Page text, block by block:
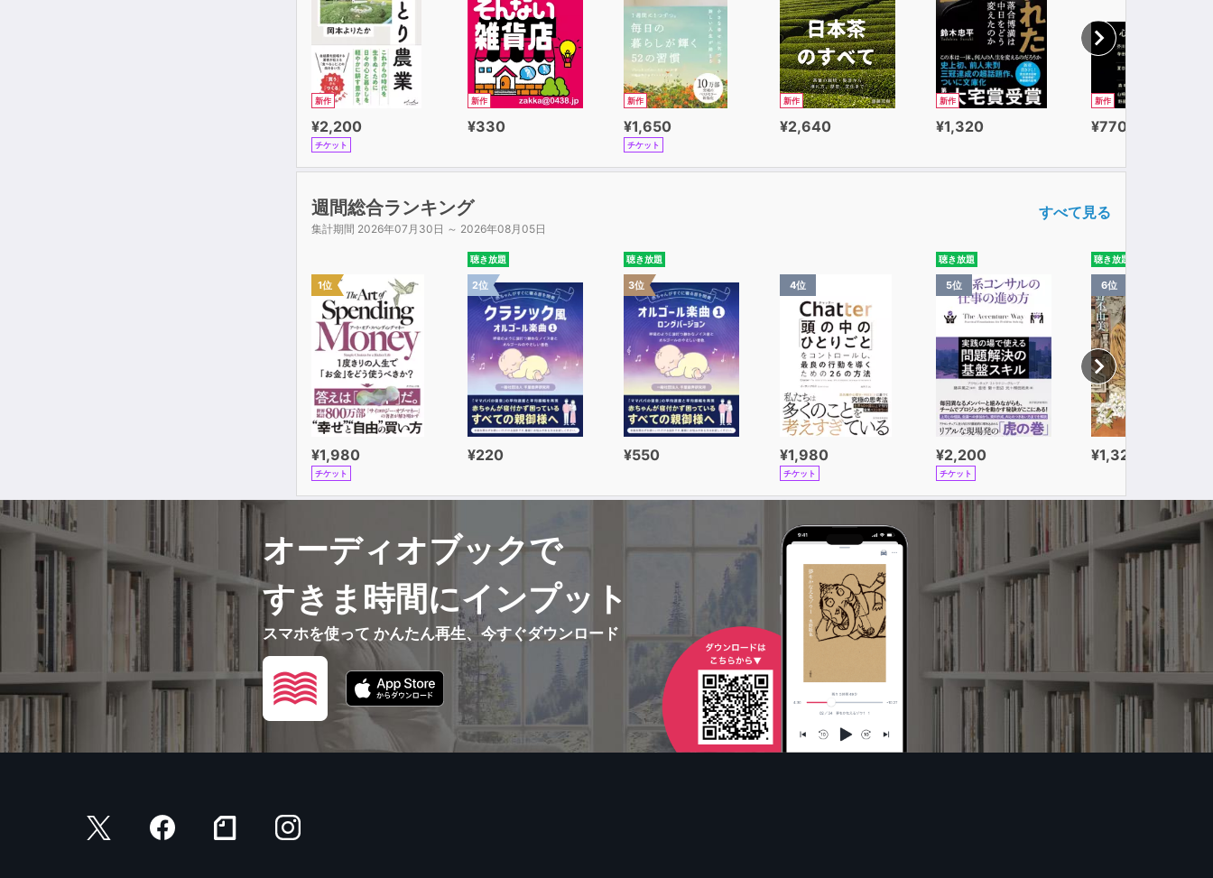
新作
¥2,200
チケット
新作
¥330
新作
¥1,650
チケット
新作
¥2,640
新作
¥1,320
新作
¥770
週間総合ランキング
集計期間 2026年07月30日 ～ 2026年08月05日
すべて見る
1位
¥1,980
チケット
聴き放題
2位
¥220
聴き放題
3位
¥550
4位
¥1,980
チケット
聴き放題
5位
¥2,200
チケット
聴き放題
6位
¥1,320
オーディオブックで
すきま時間にインプット
スマホを使って かんたん再生、今すぐダウンロード